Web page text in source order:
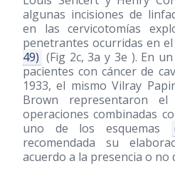
algunas incisiones de
en las cervicotomías
penetrantes ocurridas en
49) (Fig 2c, 3a y 3e ). En
pacientes con cáncer de
1933, el mismo Vilray
Brown representaron
operaciones combinadas
uno de los esquemas
recomendada su
acuerdo a la presencia o no